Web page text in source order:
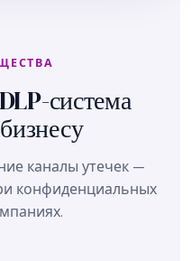
система
каналы утечек —
конфиденциальных